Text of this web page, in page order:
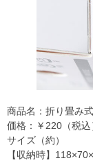
商品名：折り畳み
価格：￥220（税込
サイズ（約）
【収納時】